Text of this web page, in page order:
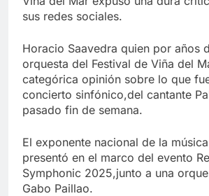
sus redes sociales.
Horacio Saavedra quien por años
orquesta del Festival de Viña del
categórica opinión sobre lo que
concierto sinfónico,del cantante
pasado fin de semana.
El exponente nacional de la
presentó en el marco del evento
Symphonic 2025,junto a una
Gabo Paillao.